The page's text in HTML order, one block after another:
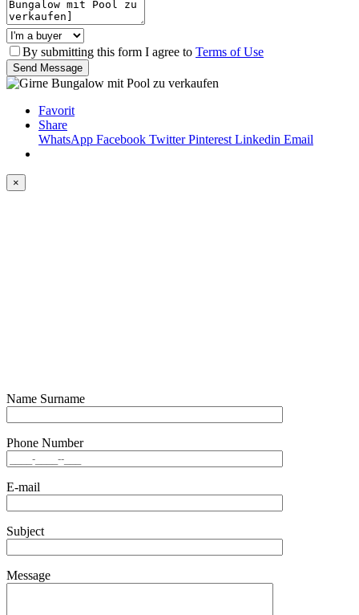
By submitting this form I agree to Terms of Use
Send Message
Favorit
Share
WhatsApp Facebook TwitterPinterest Linkedin Email
×
Name Surname
Phone Number
E-mail
Subject
Message